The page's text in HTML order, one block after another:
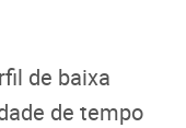
de baixa
de tempo